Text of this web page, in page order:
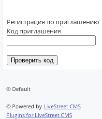
Регистрация по приглашению
Код приглашения
© Default
© Powered by LiveStreet CMS
Plugins for LiveStreet CMS